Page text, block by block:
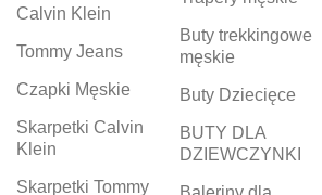
Calvin Klein
Tommy Jeans
Czapki Męskie
Skarpetki Calvin
Klein
Skarpetki Tommy
Buty trekkingowe
męskie
Buty Dziecięce
BUTY DLA
DZIEWCZYNKI